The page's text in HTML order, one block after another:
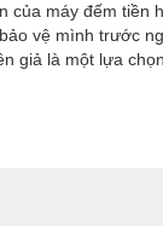
máy đếm tiền
vệ mình trước
giả là một lựa